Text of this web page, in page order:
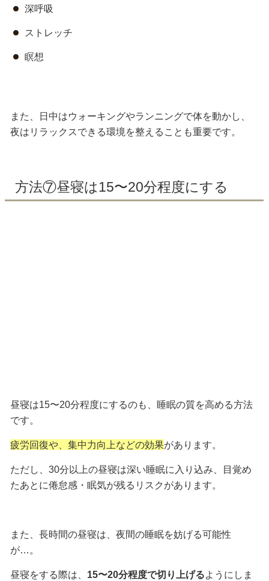
深呼吸
ストレッチ
瞑想
また、日中はウォーキングやランニングで体を動かし、
夜はリラックスできる環境を整えることも重要です。
方法⑦昼寝は15〜20分程度にする
昼寝は15〜20分程度にするのも、睡眠の質を高める方法
です。
疲労回復や、集中力向上などの効果があります。
ただし、30分以上の昼寝は深い睡眠に入り込み、目覚め
たあとに倦怠感・眠気が残るリスクがあります。
また、長時間の昼寝は、夜間の睡眠を妨げる可能性
が…。
昼寝をする際は、 15〜20分程度で切り上げるようにしま